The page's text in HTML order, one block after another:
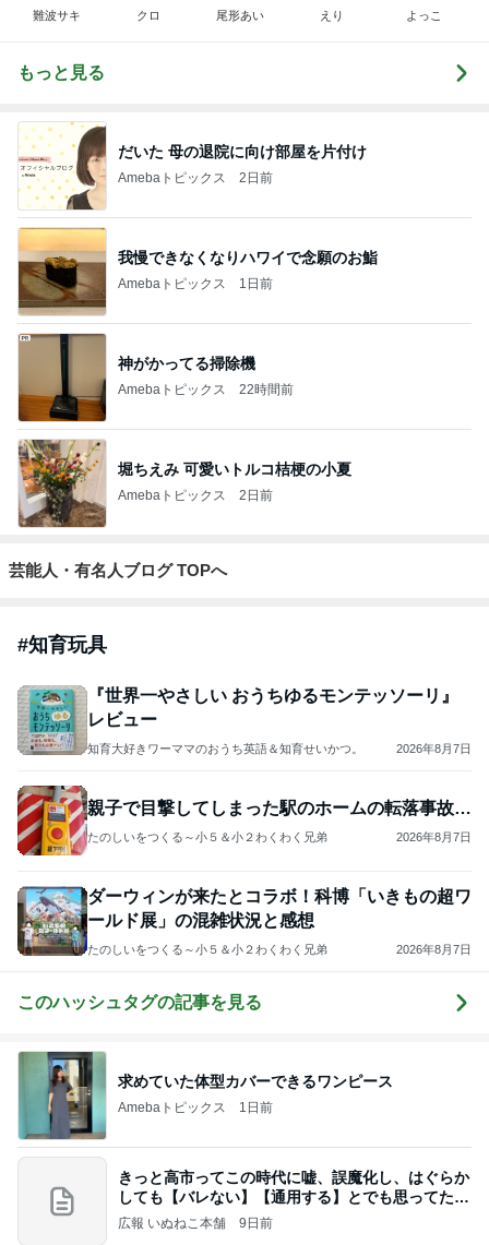
子供 幼児 木の
】
ン 知育玩具 子
難波サキ クロ 尾形あい えり よっこ
もっと見る
だいた 母の退院に向け部屋を片付け
Amebaトピックス 2日前
我慢できなくなりハワイで念願のお鮨
Amebaトピックス 1日前
神がかってる掃除機
Amebaトピックス 22時間前
堀ちえみ 可愛いトルコ桔梗の小夏
Amebaトピックス 2日前
芸能人・有名人ブログ TOPへ
#知育玩具
『世界一やさしい おうちゆるモンテッソーリ』
レビュー
知育大好きワーママのおうち英語＆知育せいかつ。 2026年8月7日
親子で目撃してしまった駅のホームの転落事故…
たのしいをつくる～小５＆小２わくわく兄弟 2026年8月7日
ダーウィンが来たとコラボ！科博「いきもの超ワ
ールド展」の混雑状況と感想
たのしいをつくる～小５＆小２わくわく兄弟 2026年8月7日
このハッシュタグの記事を見る
求めていた体型カバーできるワンピース
Amebaトピックス 1日前
きっと高市ってこの時代に嘘、誤魔化し、はぐらか
しても【バレない】【通用する】とでも思ってたん
だろ
広報 いぬねこ本舗 9日前